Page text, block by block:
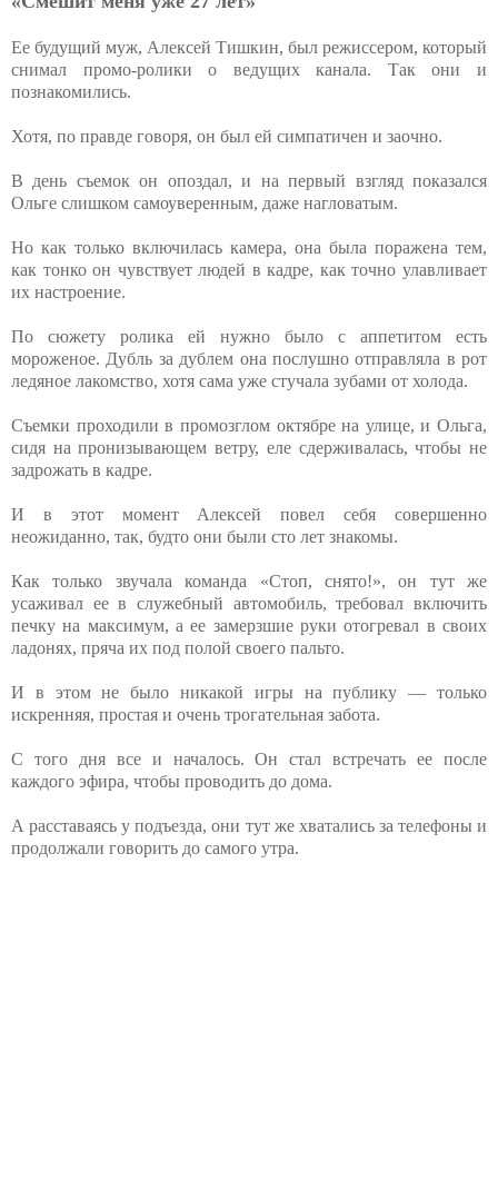
Ее будущий муж, Алексей Тишкин, был режиссером, который
снимал промо-ролики о ведущих канала. Так они и
познакомились.
Хотя, по правде говоря, он был ей симпатичен и заочно.
В день съемок он опоздал, и на первый взгляд показался
Ольге слишком самоуверенным, даже нагловатым.
Но как только включилась камера, она была поражена тем,
как тонко он чувствует людей в кадре, как точно улавливает
их настроение.
По сюжету ролика ей нужно было с аппетитом есть
мороженое. Дубль за дублем она послушно отправляла в рот
ледяное лакомство, хотя сама уже стучала зубами от холода.
Съемки проходили в промозглом октябре на улице, и Ольга,
сидя на пронизывающем ветру, еле сдерживалась, чтобы не
задрожать в кадре.
И в этот момент Алексей повел себя совершенно
неожиданно, так, будто они были сто лет знакомы.
Как только звучала команда «Стоп, снято!», он тут же
усаживал ее в служебный автомобиль, требовал включить
печку на максимум, а ее замерзшие руки отогревал в своих
ладонях, пряча их под полой своего пальто.
И в этом не было никакой игры на публику — только
искренняя, простая и очень трогательная забота.
С того дня все и началось. Он стал встречать ее после
каждого эфира, чтобы проводить до дома.
А расставаясь у подъезда, они тут же хватались за телефоны и
продолжали говорить до самого утра.